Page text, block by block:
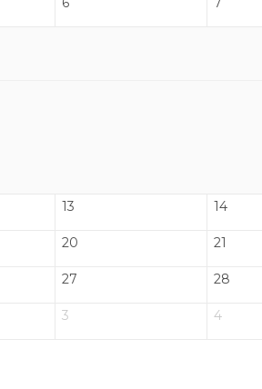
13 14
20 21
27 28
3 4